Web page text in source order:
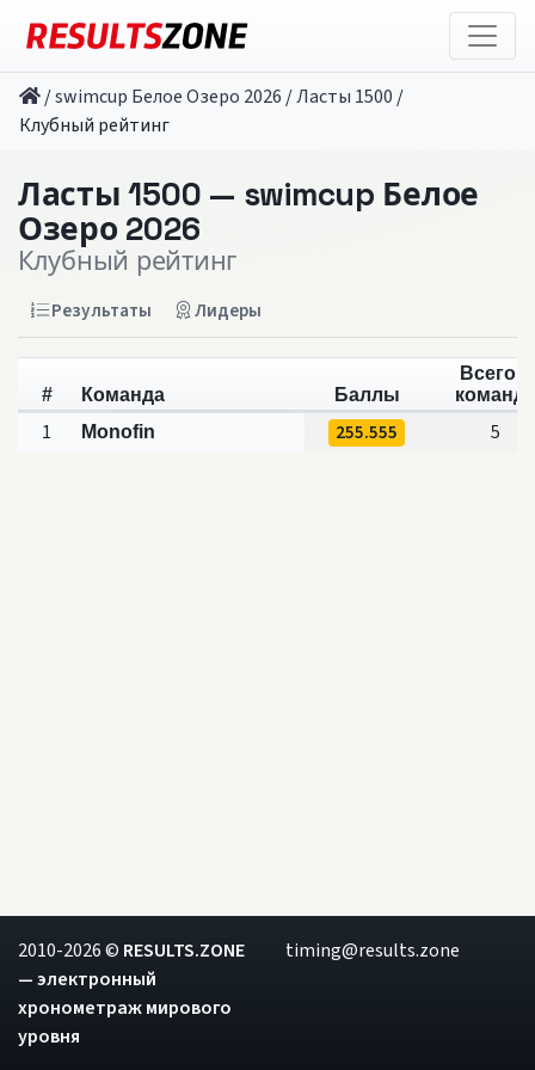
/swimcup Белое Озеро 2026 /Ласты 1500 /
Клубный рейтинг
Ласты 1500 — swimcup Белое
Озеро 2026
Клубный рейтинг
Результаты Лидеры
# Команда Баллы
Всего в
команде
1 Monofin 255.555 5
2010-2026 © RESULTS.ZONE
— электронный
хронометраж мирового
уровня
timing@results.zone